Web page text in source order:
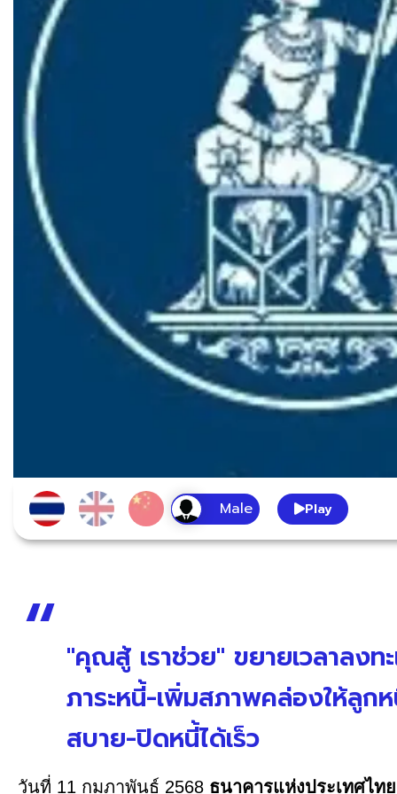
Play
"คุณสู้ เราช่วย" ขยายเวลาลง
ภาระหนี้-เพิ่มสภาพคล่องให้ลู
สบาย-ปิดหนี้ได้เร็ว
วันที่ 11 กุมภาพันธ์ 2568 ธนาคารแห่งประเทศไ